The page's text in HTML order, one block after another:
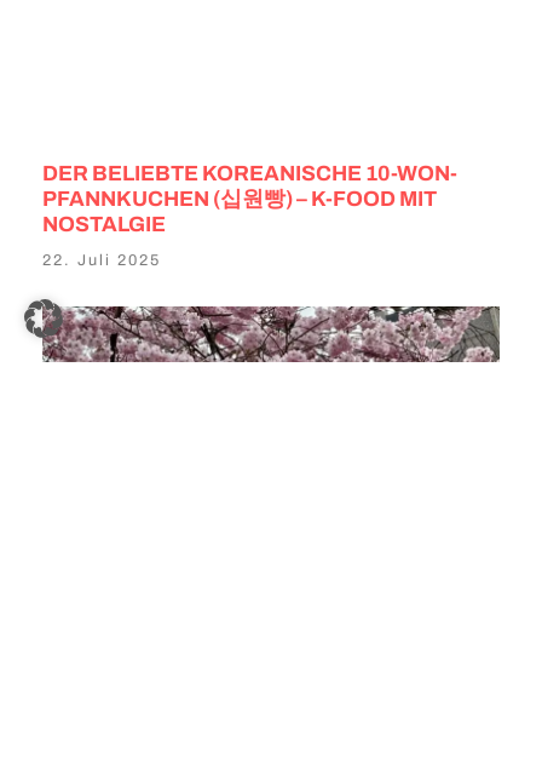
DER BELIEBTE KOREANISCHE 10-WON-
PFANNKUCHEN (십원빵) – K-FOOD MIT
NOSTALGIE
22. Juli 2025